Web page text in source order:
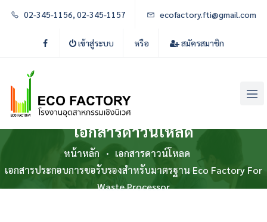
02-345-1156, 02-345-1157 ecofactory.fti@gmail.com
เข้าสู่ระบบ หรือ สมัครสมาชิก
เอกสารดาวน์โหลด
หน้าหลัก
เอกสารดาวน์โหลด
เอกสารประกอบการขอรับรองสำหรับมาตรฐาน Eco Factory For
Waste Processor